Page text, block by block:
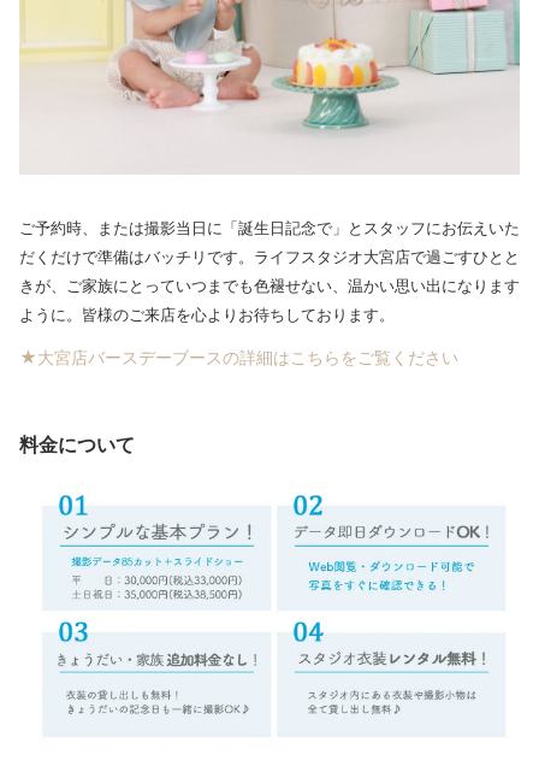
ご予約時、または撮影当日に「誕生日記念で」とスタッフにお伝えいた
だくだけで準備はバッチリです。ライフスタジオ大宮店で過ごすひとと
きが、ご家族にとっていつまでも色褪せない、温かい思い出になります
ように。皆様のご来店を心よりお待ちしております。
★大宮店バースデーブースの詳細はこちらをご覧ください
料金について